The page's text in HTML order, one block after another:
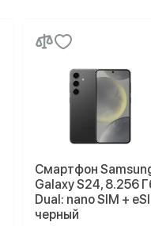
Смартфон
Galaxy S24, 8.256
Dual: nano SIM +
черный